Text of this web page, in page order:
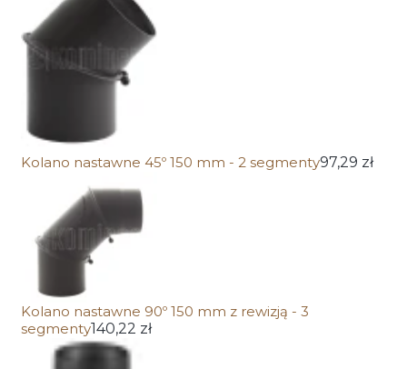
Kolano nastawne 45º 150 mm - 2 segmenty97,29 zł
Kolano nastawne 90º 150 mm z rewizją - 3
segmenty140,22 zł